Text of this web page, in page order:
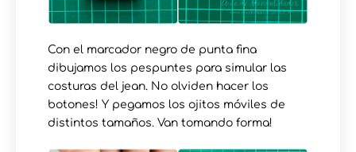
Con el marcador negro de punta fina
dibujamos los pespuntes para simular las
costuras del jean. No olviden hacer los
botones! Y pegamos los ojitos móviles de
distintos tamaños. Van tomando forma!